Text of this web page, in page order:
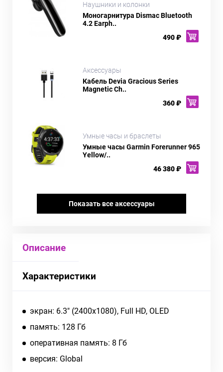
Наушники и колонки
Моногарнитура Dismac Bluetooth
4.2 Earph..
490 ₽
Аксессуары
Кабель Devia Gracious Series
Magnetic Ch..
360 ₽
Умные часы и браслеты
Умные часы Garmin Forerunner 965
Yellow/..
46 380 ₽
Показать все аксессуары
Описание
Характеристики
экран: 6.3" (2400x1080), Full HD, OLED
память: 128 Гб
оперативная память: 8 Гб
версия: Global